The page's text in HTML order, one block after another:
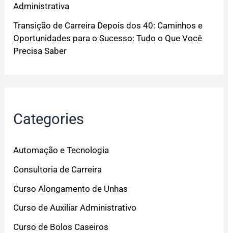
Administrativa
Transição de Carreira Depois dos 40: Caminhos e
Oportunidades para o Sucesso: Tudo o Que Você
Precisa Saber
Categories
Automação e Tecnologia
Consultoria de Carreira
Curso Alongamento de Unhas
Curso de Auxiliar Administrativo
Curso de Bolos Caseiros